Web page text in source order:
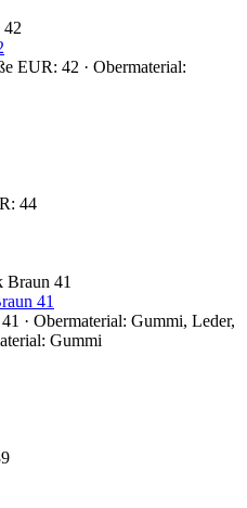
EUR: 42 · Obermaterial:
44
41
· Obermaterial: Gummi, Leder,
Gummi